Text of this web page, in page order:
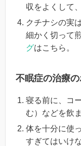
収をよくして
クチナシの実
細かく切って
グはこちら。
不眠症の治療の
寝る前に、コ
む）などを飲
体を十分に使
すぎてはいけ